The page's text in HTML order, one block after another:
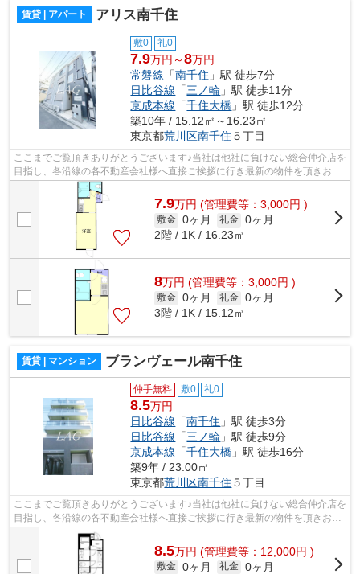
賃貸 | アパート アリス南千住
敷0 礼0
7.9万円～8万円
常磐線 「南千住 」駅 徒歩7分
日比谷線 「三ノ輪 」駅 徒歩11分
京成本線 「千住大橋 」駅 徒歩12分
築10年 / 15.12㎡～16.23㎡
東京都荒川区南千住 ５丁目
ここまでご覧頂きありがとうございます♪当社は他社に負けない総合仲介店を
目指し、各沿線の各不動産会社様へ直接ご挨拶に行き最新の物件を頂きお客
様へ提供しております！最新の情報は...
7.9万円 (管理費等：3,000円 )
敷金 0ヶ月 礼金 0ヶ月
2階 / 1K / 16.23㎡
8万円 (管理費等：3,000円 )
敷金 0ヶ月 礼金 0ヶ月
3階 / 1K / 15.12㎡
賃貸 | マンション ブランヴェール南千住
仲手無料 敷0 礼0
8.5万円
日比谷線 「南千住 」駅 徒歩3分
日比谷線 「三ノ輪 」駅 徒歩9分
京成本線 「千住大橋 」駅 徒歩16分
築9年 / 23.00㎡
東京都荒川区南千住 ５丁目
ここまでご覧頂きありがとうございます♪当社は他社に負けない総合仲介店を
目指し、各沿線の各不動産会社様へ直接ご挨拶に行き最新の物件を頂きお客
様へ提供しております！最新の情報は...
8.5万円 (管理費等：12,000円 )
敷金 0ヶ月 礼金 0ヶ月